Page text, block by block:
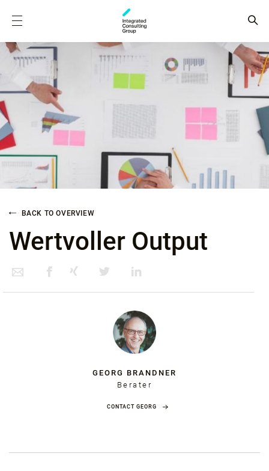
BACK TO OVERVIEW
Wertvoller Output
GEORG BRANDNER
Berater
CONTACT GEORG